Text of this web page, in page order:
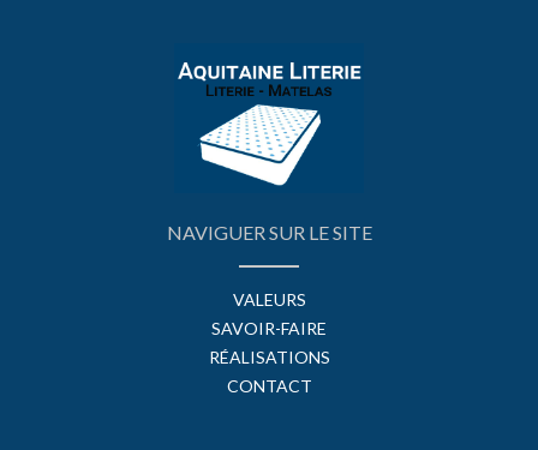
NAVIGUER SUR LE SITE
VALEURS
SAVOIR-FAIRE
RÉALISATIONS
CONTACT